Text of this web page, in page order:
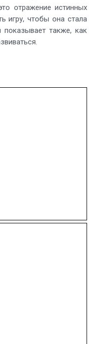
отражение истинных
игру, чтобы она стала
также, как